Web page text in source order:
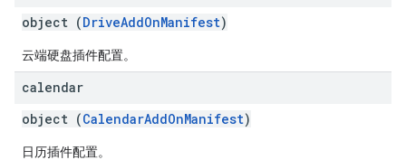
object (DriveAddOnManifest)
云端硬盘插件配置。
calendar
object (CalendarAddOnManifest)
日历插件配置。